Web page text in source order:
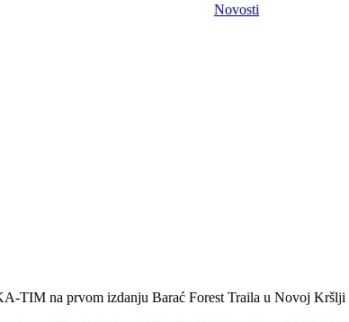
Novosti
TIM na prvom izdanju Barać Forest Traila u Novoj Kršlji